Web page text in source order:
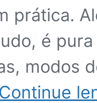
prática.
é
modos
Continue